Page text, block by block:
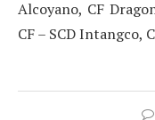
Alcoyano, CF
CF – SCD Intangco,